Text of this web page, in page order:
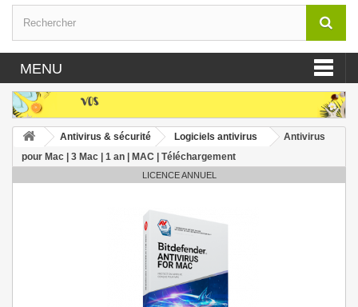
MENU
Antivirus & sécurité Logiciels antivirus
Antivirus
pour Mac | 3 Mac | 1 an | MAC | Téléchargement
LICENCE ANNUEL